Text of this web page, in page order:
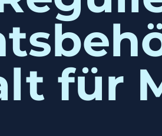
für